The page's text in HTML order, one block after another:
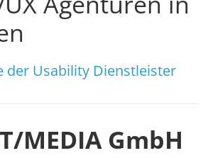
der Usability Dienstleister
MEDIA GmbH